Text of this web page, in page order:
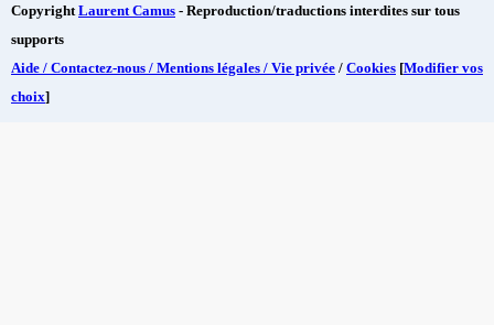
Copyright Laurent Camus - Reproduction/traductions interdites sur tous
supports
Aide / Contactez-nous / Mentions légales / Vie privée / Cookies [Modifier vos
choix]